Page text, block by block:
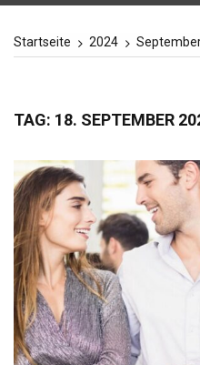
Startseite 2024
TAG: 18. SEPTEMBER